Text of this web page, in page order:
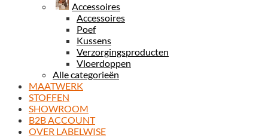
Accessoires
Accessoires
Poef
Kussens
Verzorgingsproducten
Vloerdoppen
Alle categorieën
MAATWERK
STOFFEN
SHOWROOM
B2B ACCOUNT
OVER LABELWISE